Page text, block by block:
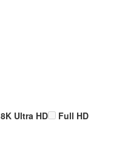
8K Ultra HD
Full HD